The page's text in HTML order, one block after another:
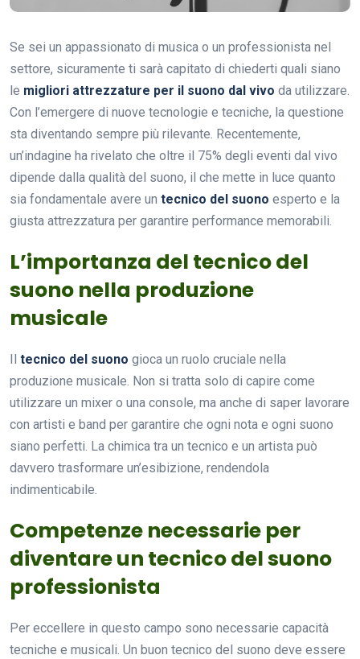
Se sei un appassionato di musica o un professionista nel
settore, sicuramente ti sarà capitato di chiederti quali siano
le migliori attrezzature per il suono dal vivo da utilizzare.
Con l’emergere di nuove tecnologie e tecniche, la questione
sta diventando sempre più rilevante. Recentemente,
un’indagine ha rivelato che oltre il 75% degli eventi dal vivo
dipende dalla qualità del suono, il che mette in luce quanto
sia fondamentale avere un tecnico del suono esperto e la
giusta attrezzatura per garantire performance memorabili.
L’importanza del tecnico del
suono nella produzione
musicale
tecnico del suono gioca un ruolo cruciale nella
produzione musicale. Non si tratta solo di capire come
utilizzare un mixer o una console, ma anche di saper lavorare
con artisti e band per garantire che ogni nota e ogni suono
siano perfetti. La chimica tra un tecnico e un artista può
davvero trasformare un’esibizione, rendendola
indimenticabile.
Competenze necessarie per
diventare un tecnico del suono
professionista
Per eccellere in questo campo sono necessarie capacità
tecniche e musicali. Un buon tecnico del suono deve essere